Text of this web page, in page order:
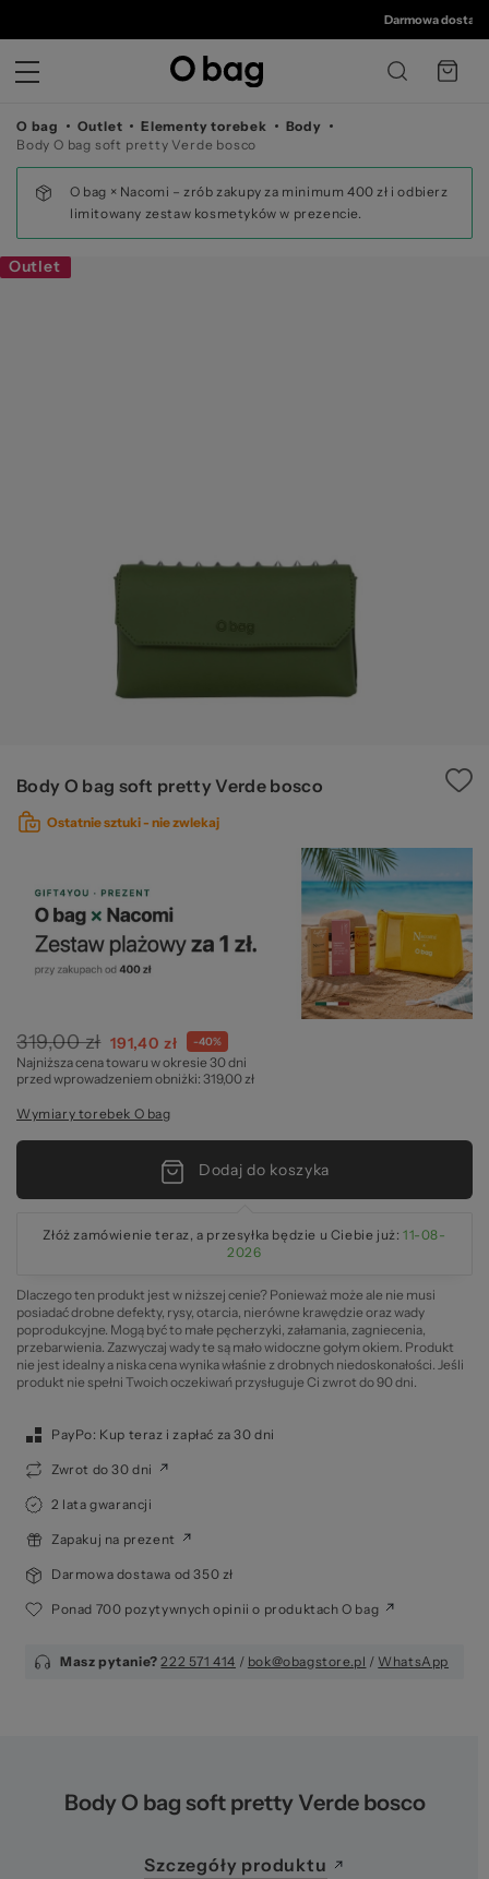
©
Darmowa dostawa
O bag Outlet Elementy torebek
Body
Body O bag soft pretty Verde bosco
O bag × Nacomi – zrób zakupy za minimum 400 zł i odbierz
limitowany zestaw kosmetyków w prezencie.
Outlet
Body O bag soft pretty Verde bosco
Ostatnie sztuki - nie zwlekaj
319,00 zł Cena
specjalna
191,40 zł -40%
Najniższa cena towaru w okresie 30 dni
przed wprowadzeniem obniżki: 319,00 zł
Wymiary torebek O bag
Dodaj do koszyka
Złóż zamówienie teraz, a przesyłka będzie u Ciebie już: 11-08-
2026
Dlaczego ten produkt jest w niższej cenie? Ponieważ może ale nie musi
posiadać drobne defekty, rysy, otarcia, nierówne krawędzie oraz wady
poprodukcyjne. Mogą być to małe pęcherzyki, załamania, zagniecenia,
przebarwienia. Zazwyczaj wady te są mało widoczne gołym okiem. Produkt
nie jest idealny a niska cena wynika właśnie z drobnych niedoskonałości. Jeśli
produkt nie spełni Twoich oczekiwań przysługuje Ci zwrot do 90 dni.
PayPo: Kup teraz i zapłać za 30 dni
Zwrot do 30 dni
2 lata gwarancji
Zapakuj na prezent
Darmowa dostawa od 350 zł
Ponad 700 pozytywnych opinii o produktach O bag
Masz pytanie? 222 571 414 / bok@obagstore.pl / WhatsApp
Body O bag soft pretty Verde bosco
Szczegóły produktu